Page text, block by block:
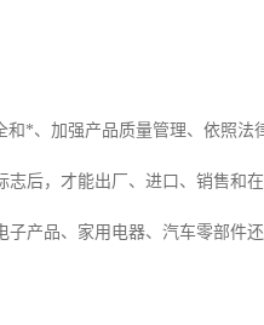
*、加强产品质量管理、依照法
后，才能出厂、进口、销售和在
产品、家用电器、汽车零部件